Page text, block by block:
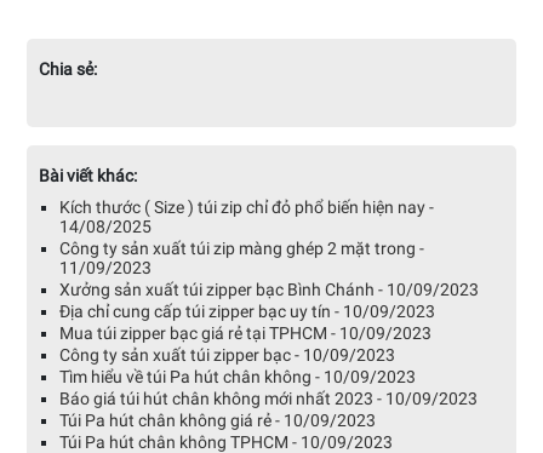
Chia sẻ:
Bài viết khác:
Kích thước ( Size ) túi zip chỉ đỏ phổ biến hiện nay -
14/08/2025
Công ty sản xuất túi zip màng ghép 2 mặt trong -
11/09/2023
Xưởng sản xuất túi zipper bạc Bình Chánh - 10/09/2023
Địa chỉ cung cấp túi zipper bạc uy tín - 10/09/2023
Mua túi zipper bạc giá rẻ tại TPHCM - 10/09/2023
Công ty sản xuất túi zipper bạc - 10/09/2023
Tìm hiểu về túi Pa hút chân không - 10/09/2023
Báo giá túi hút chân không mới nhất 2023 - 10/09/2023
Túi Pa hút chân không giá rẻ - 10/09/2023
Túi Pa hút chân không TPHCM - 10/09/2023